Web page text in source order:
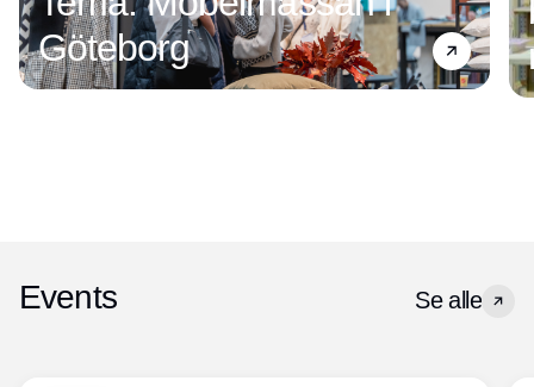
Göteborg
Events Se alle